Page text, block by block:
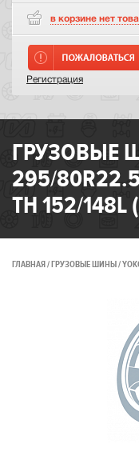
в корзине нет
Регистрация
ГРУЗОВЫЕ
295/80R22.5
TH 152/
ГЛАВНАЯ ГРУЗОВЫЕ ШИНЫ